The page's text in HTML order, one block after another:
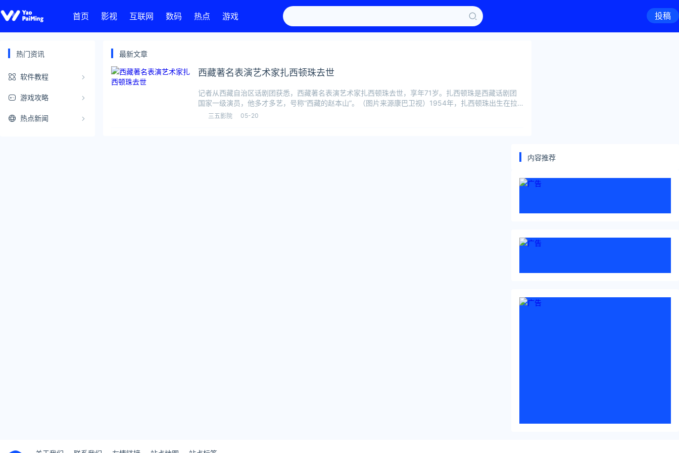
首页 影视 互联网 数码 热点 游戏 投稿
热门资讯
软件教程
游戏攻略
热点新闻
最新文章
西藏著名表演艺术家扎西顿珠去世
记者从西藏自治区话剧团获悉，西藏著名表演艺术家扎西顿珠去世，享年71岁。扎西顿珠是西藏话剧团
国家一级演员，他多才多艺，号称“西藏的赵本山”。（图片来源康巴卫视）1954年，扎西顿珠出生在拉
萨的一个郊区
三五影院 05-20
内容推荐